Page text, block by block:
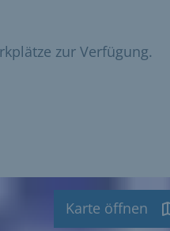
zur Verfügung.
Karte öffnen